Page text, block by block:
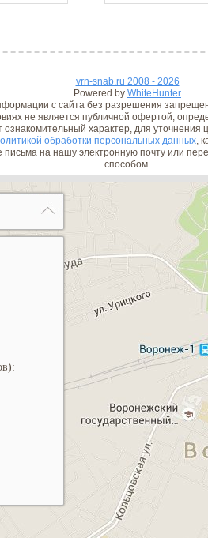
vrn-snab.ru 2008 - 2026
Powered by WhiteHunter
с сайта без разрешения
не является публичной офертой,
характер, для уточнения
обработки персональных данных,
письма на нашу электронную почту или
способом.